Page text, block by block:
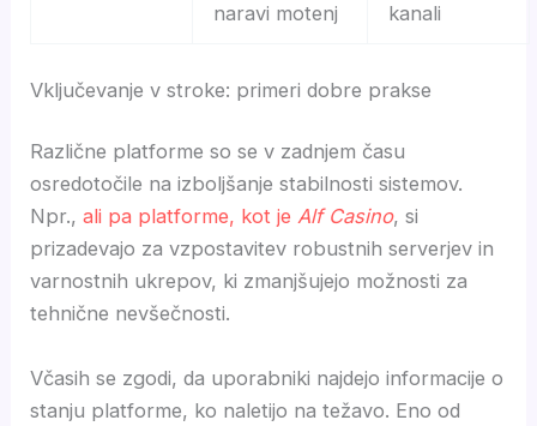
naravi motenj
kanali
Vključevanje v stroke: primeri dobre prakse
Različne platforme so se v zadnjem času
osredotočile na izboljšanje stabilnosti sistemov.
Npr.,ali pa platforme, kot jeAlf Casino, si
prizadevajo za vzpostavitev robustnih serverjev in
varnostnih ukrepov, ki zmanjšujejo možnosti za
tehnične nevšečnosti.
Včasih se zgodi, da uporabniki najdejo informacije o
stanju platforme, ko naletijo na težavo. Eno od